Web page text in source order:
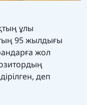
ұлы
95 жылдығы
жол
деп